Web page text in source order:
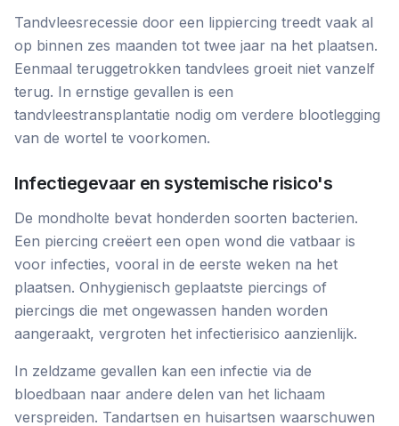
Tandvleesrecessie door een lippiercing treedt vaak al
op binnen zes maanden tot twee jaar na het plaatsen.
Eenmaal teruggetrokken tandvlees groeit niet vanzelf
terug. In ernstige gevallen is een
tandvleestransplantatie nodig om verdere blootlegging
van de wortel te voorkomen.
Infectiegevaar en systemische risico's
De mondholte bevat honderden soorten bacterien.
Een piercing creëert een open wond die vatbaar is
voor infecties, vooral in de eerste weken na het
plaatsen. Onhygienisch geplaatste piercings of
piercings die met ongewassen handen worden
aangeraakt, vergroten het infectierisico aanzienlijk.
In zeldzame gevallen kan een infectie via de
bloedbaan naar andere delen van het lichaam
verspreiden. Tandartsen en huisartsen waarschuwen